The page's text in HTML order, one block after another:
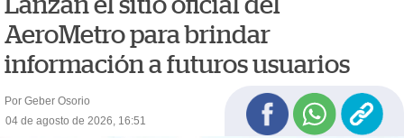
AeroMetro para brindar
información a futuros usuarios
Por Geber Osorio
04 de agosto de 2026, 16:51